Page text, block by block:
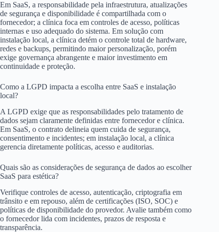
Em SaaS, a responsabilidade pela infraestrutura, atualizações
de segurança e disponibilidade é compartilhada com o
fornecedor; a clínica foca em controles de acesso, políticas
internas e uso adequado do sistema. Em solução com
instalação local, a clínica detém o controle total de hardware,
redes e backups, permitindo maior personalização, porém
exige governança abrangente e maior investimento em
continuidade e proteção.
Como a LGPD impacta a escolha entre SaaS e instalação
local?
A LGPD exige que as responsabilidades pelo tratamento de
dados sejam claramente definidas entre fornecedor e clínica.
Em SaaS, o contrato delineia quem cuida de segurança,
consentimento e incidentes; em instalação local, a clínica
gerencia diretamente políticas, acesso e auditorias.
Quais são as considerações de segurança de dados ao escolher
SaaS para estética?
Verifique controles de acesso, autenticação, criptografia em
trânsito e em repouso, além de certificações (ISO, SOC) e
políticas de disponibilidade do provedor. Avalie também como
o fornecedor lida com incidentes, prazos de resposta e
transparência.